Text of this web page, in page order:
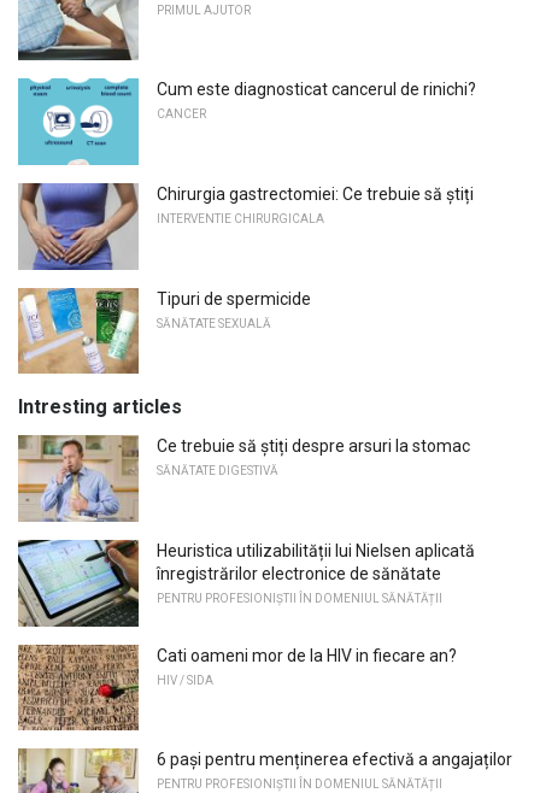
PRIMUL AJUTOR
Cum este diagnosticat cancerul de rinichi?
CANCER
Chirurgia gastrectomiei: Ce trebuie să știți
INTERVENTIE CHIRURGICALA
Tipuri de spermicide
SĂNĂTATE SEXUALĂ
Intresting articles
Ce trebuie să știți despre arsuri la stomac
SĂNĂTATE DIGESTIVĂ
Heuristica utilizabilității lui Nielsen aplicată
înregistrărilor electronice de sănătate
PENTRU PROFESIONIȘTII ÎN DOMENIUL SĂNĂTĂȚII
Cati oameni mor de la HIV in fiecare an?
HIV / SIDA
6 pași pentru menținerea efectivă a angajaților
PENTRU PROFESIONIȘTII ÎN DOMENIUL SĂNĂTĂȚII